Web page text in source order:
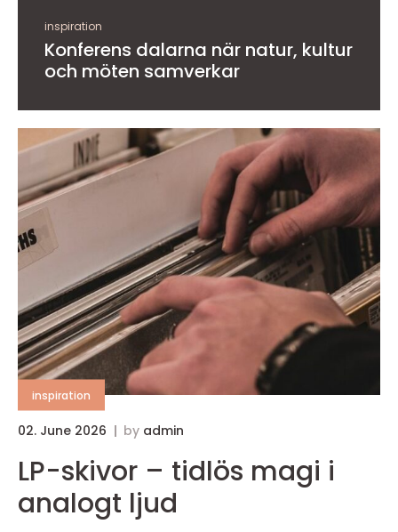
inspiration
Konferens dalarna när natur, kultur
och möten samverkar
inspiration
02. June 2026 by admin
LP-skivor – tidlös magi i
analogt ljud